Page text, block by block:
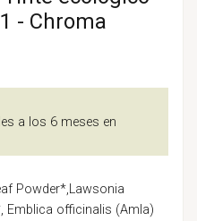
- Chroma
a los 6 meses en
Powder*,Lawsonia
Emblica officinalis (Amla)